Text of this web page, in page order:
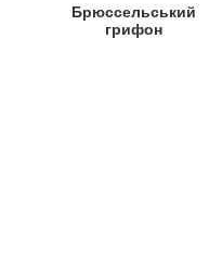
Брюссельський
грифон